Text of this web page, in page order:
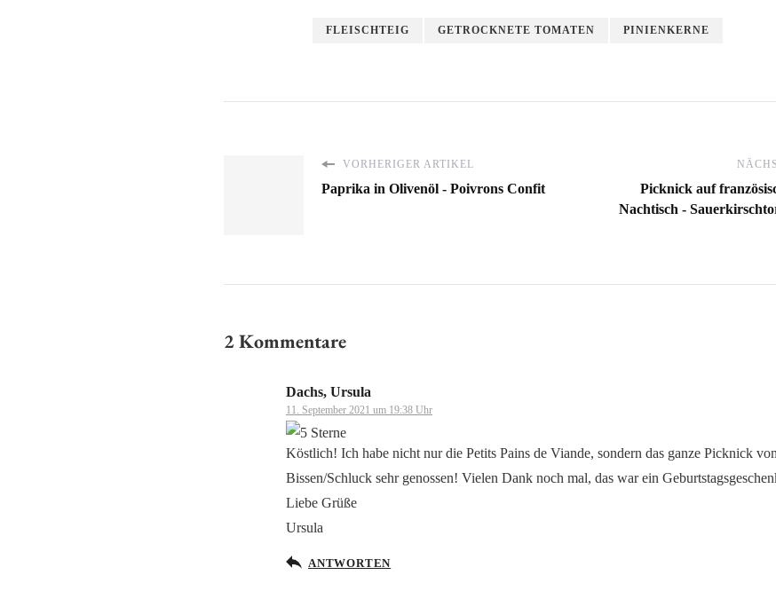
FLEISCHTEIG GETROCKNETE TOMATEN PINIENKERNE
VORHERIGER ARTIKEL
Paprika in Olivenöl - Poivrons Confit
Picknick auf
Nachtisch -
2 Kommentare
Dachs, Ursula
11. September 2021 um 19:38 Uhr
Köstlich! Ich habe nicht nur die Petits Pains de Viande, sondern das ganze Picknick
Bissen/Schluck sehr genossen! Vielen Dank noch mal, das war ein
Liebe Grüße
Ursula
ANTWORTEN